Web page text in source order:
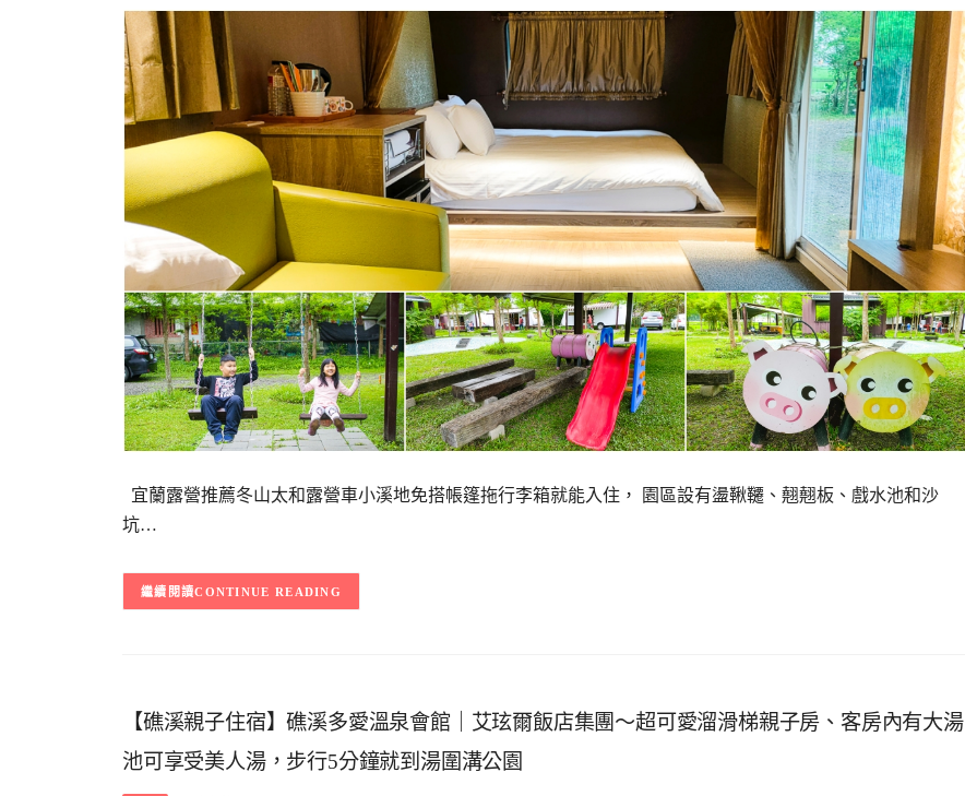
宜蘭露營推薦冬山太和露營車小溪地免搭帳篷拖行李箱就能入住， 園區設有盪鞦韆、翹翹板、戲水池和沙
坑…
CONTINUE READING
【礁溪親子住宿】礁溪多愛溫泉會館｜艾玹爾飯店集團～超可愛溜滑梯親子房、客房內有大湯
池可享受美人湯，步行5分鐘就到湯圍溝公園